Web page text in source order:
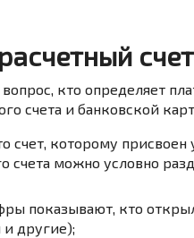
вопрос, кто определяет
счета и банковской
счет, которому
счета можно условно
показывают, кто
и другие);